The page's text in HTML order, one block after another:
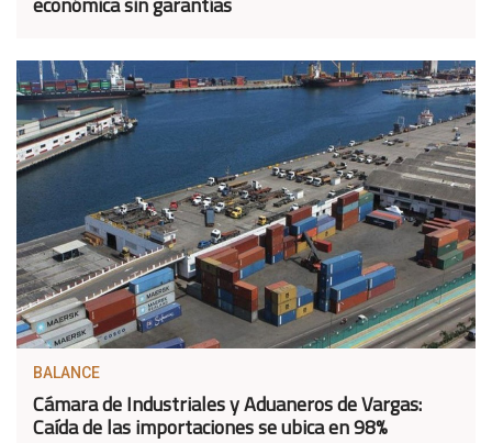
BALANCE
Cámara de Industriales y Aduaneros de Vargas:
Caída de las importaciones se ubica en 98%